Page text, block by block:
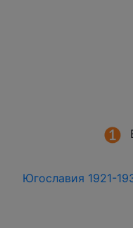
Югославия 1921-